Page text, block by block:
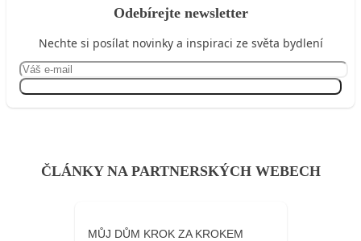
Odebírejte newsletter
Nechte si posílat novinky a inspiraci ze světa bydlení
ČLÁNKY NA PARTNERSKÝCH WEBECH
MŮJ DŮM KROK ZA KROKEM